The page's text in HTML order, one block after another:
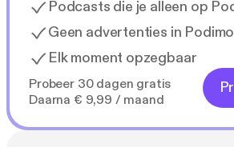
Podcasts die je alleen op
Geen advertenties in
Elk moment opzegbaar
Probeer 30 dagen gratis
Daarna € 9,99 / maand